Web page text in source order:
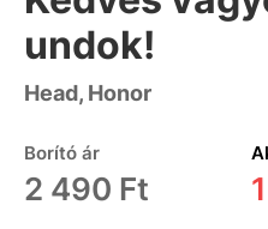
undok!
Head, Honor
Borító ár
2 490 Ft